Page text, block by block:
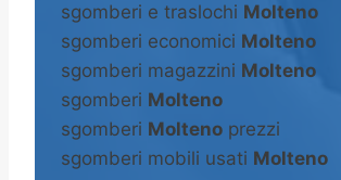
sgomberi e traslochi Molteno
sgomberi economici Molteno
sgomberi magazzini Molteno
sgomberi Molteno
sgomberi Molteno prezzi
sgomberi mobili usati Molteno